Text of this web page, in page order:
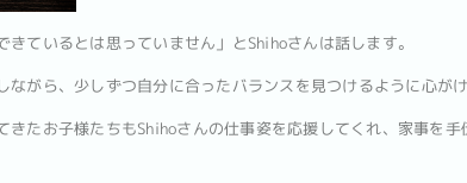
ているとは思っていません」とShihoさんは話します。
がら、少しずつ自分に合ったバランスを見つけるように心がけ
たお子様たちもShihoさんの仕事姿を応援してくれ、家事を